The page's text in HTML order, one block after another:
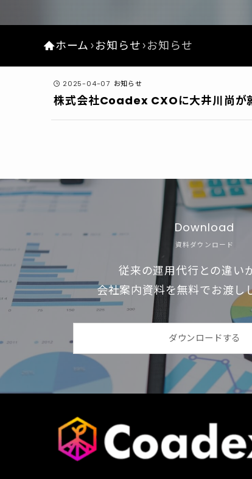
ホーム お知らせ お知らせ
2025-04-07 お知らせ
株式会社Coadex CXOに大井川尚が
Download
資料ダウンロード
従来の運用代行との違い
会社案内資料を無料でお渡し
ダウンロードする